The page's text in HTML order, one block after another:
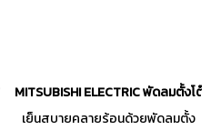
คละสี
MITSUBISHI ELECTRIC พัดลมตั้งโต๊
เย็นสบายคลายร้อนด้วยพัดลมตั้ง